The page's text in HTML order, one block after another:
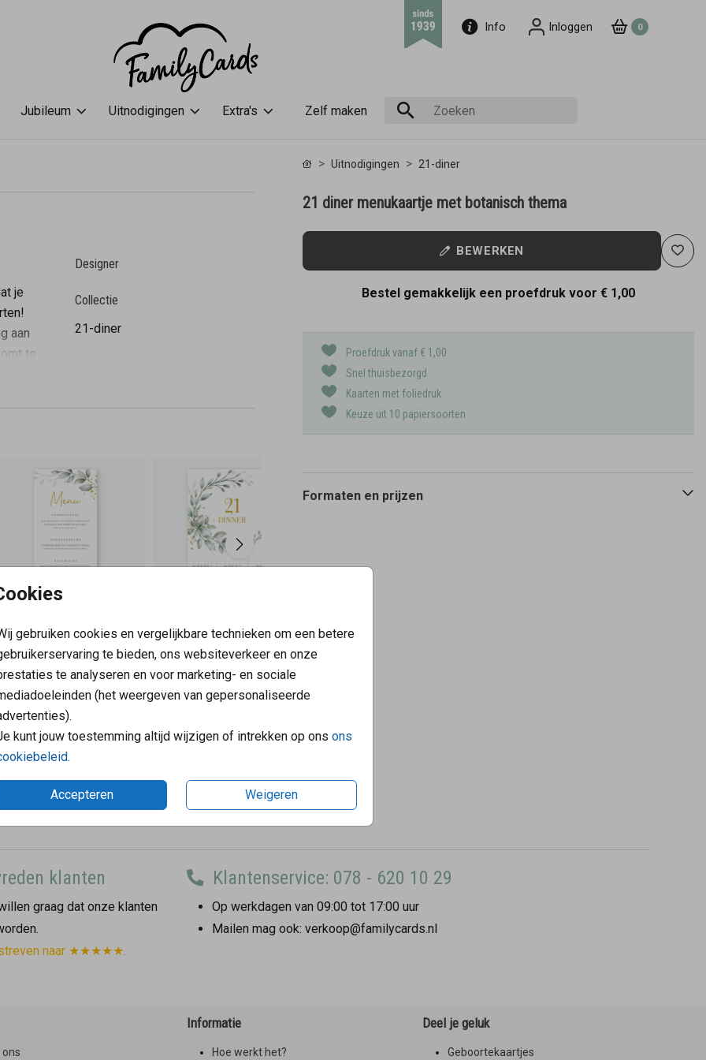
Info Inloggen 0
Jubileum Uitnodigingen Extra's Zelf maken
gebruiken cookies en vergelijkbare technieken om een betere
te bieden, ons websiteverkeer en onze
te analyseren en voor marketing- en sociale
(het weergeven van gepersonaliseerde
kunt jouw toestemming altijd wijzigen of intrekken op ons ons
.
Accepteren Weigeren
je
aan
te
Designer
Collectie
21-diner
Uitnodigingen 21-diner
21 diner menukaartje met botanisch thema
BEWERKEN
Bestel gemakkelijk een proefdruk voor € 1,00
Proefdruk vanaf € 1,00
Snel thuisbezorgd
Kaarten met foliedruk
Keuze uit 10 papiersoorten
Formaten en prijzen
klanten
graag dat onze klanten
naar ★★★★★.
Klantenservice: 078 - 620 10 29
Op werkdagen van 09:00 tot 17:00 uur
Mailen mag ook: verkoop@familycards.nl
ons
Informatie
Hoe werkt het?
Deel je geluk
Geboortekaartjes